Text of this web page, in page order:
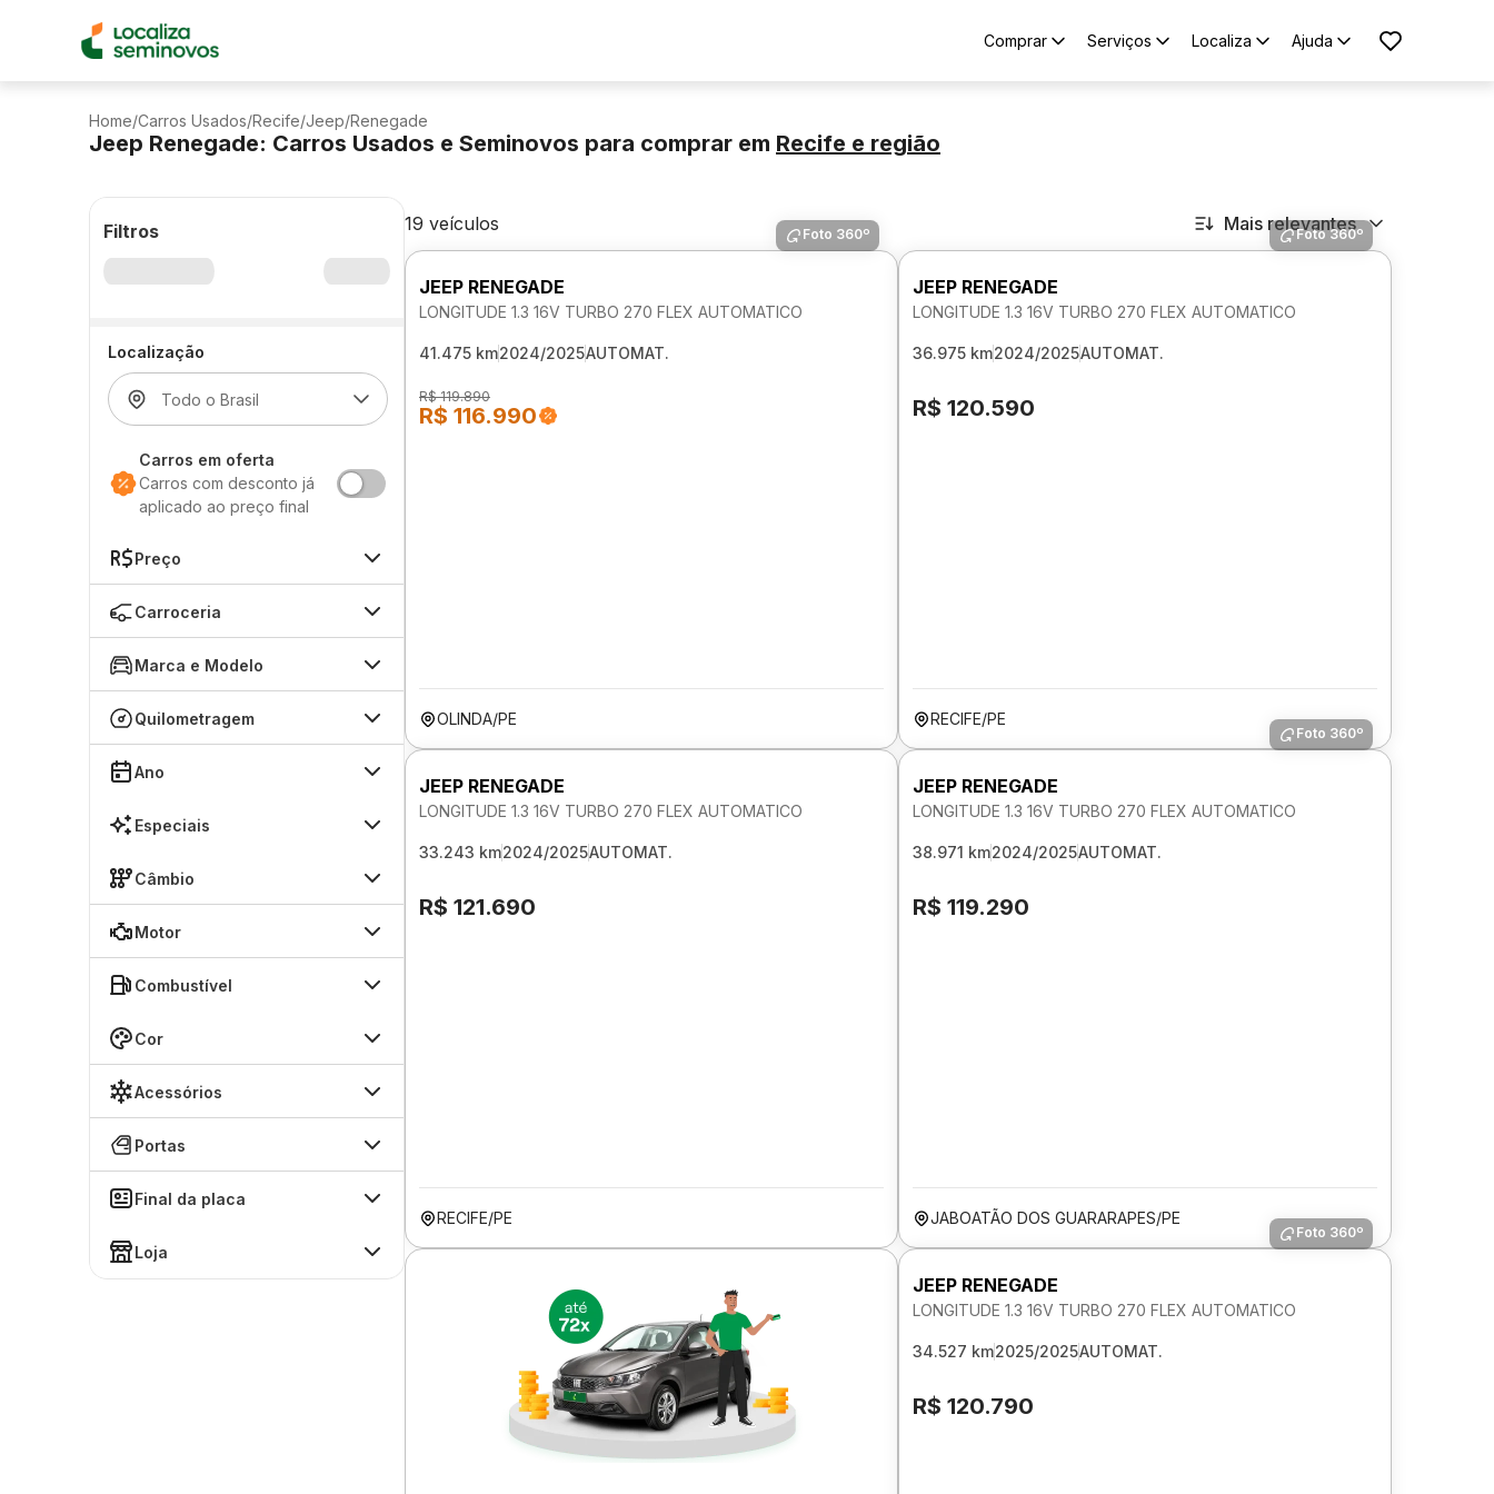
Comprar Serviços Localiza Ajuda
Home/Carros Usados/Recife/Jeep/Renegade
Jeep Renegade: Carros Usados e Seminovos para comprar em Recife e região
Filtros
Localização
Carros em oferta
Carros com desconto já
aplicado ao preço final
Preço
Carroceria
Marca e Modelo
Quilometragem
Ano
Especiais
Câmbio
Motor
Combustível
Cor
Acessórios
Portas
Final da placa
Loja
19 veículos Mais relevantes
Foto 360º
JEEP RENEGADE
LONGITUDE 1.3 16V TURBO 270 FLEX AUTOMATICO
41.475 km2024/2025AUTOMAT.
R$ 119.890
R$ 116.990
OLINDA/PE
Foto 360º
JEEP RENEGADE
LONGITUDE 1.3 16V TURBO 270 FLEX AUTOMATICO
36.975 km2024/2025AUTOMAT.
R$ 120.590
RECIFE/PE
JEEP RENEGADE
LONGITUDE 1.3 16V TURBO 270 FLEX AUTOMATICO
33.243 km2024/2025AUTOMAT.
R$ 121.690
RECIFE/PE
Foto 360º
JEEP RENEGADE
LONGITUDE 1.3 16V TURBO 270 FLEX AUTOMATICO
38.971 km2024/2025AUTOMAT.
R$ 119.290
JABOATÃO DOS GUARARAPES/PE
Foto 360º
JEEP RENEGADE
LONGITUDE 1.3 16V TURBO 270 FLEX AUTOMATICO
34.527 km2025/2025AUTOMAT.
R$ 120.790